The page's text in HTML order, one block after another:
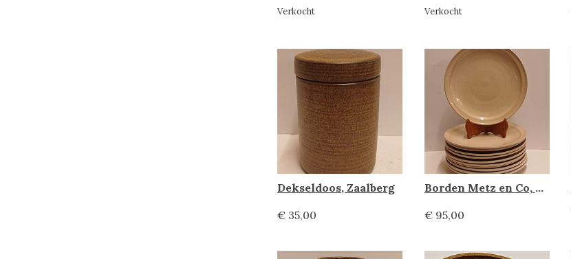
Verkocht Verkocht
Dekseldoos, Zaalberg
€ 35,00
Borden Metz en Co, Zaalberg
€ 95,00